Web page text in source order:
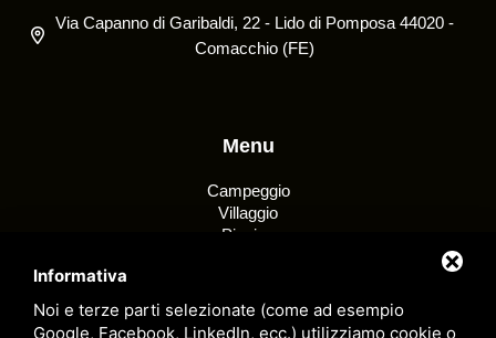
Informativa
Noi e terze parti selezionate (come ad esempio
Google, Facebook, LinkedIn, ecc.) utilizziamo cookie o
Via Capanno di Garibaldi, 22 - Lido di Pomposa 44020 -
Comacchio (FE)
Menu
Campeggio
Villaggio
Piscine
Territorio
Faq